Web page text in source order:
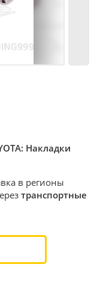
Накладки
в регионы
транспортные